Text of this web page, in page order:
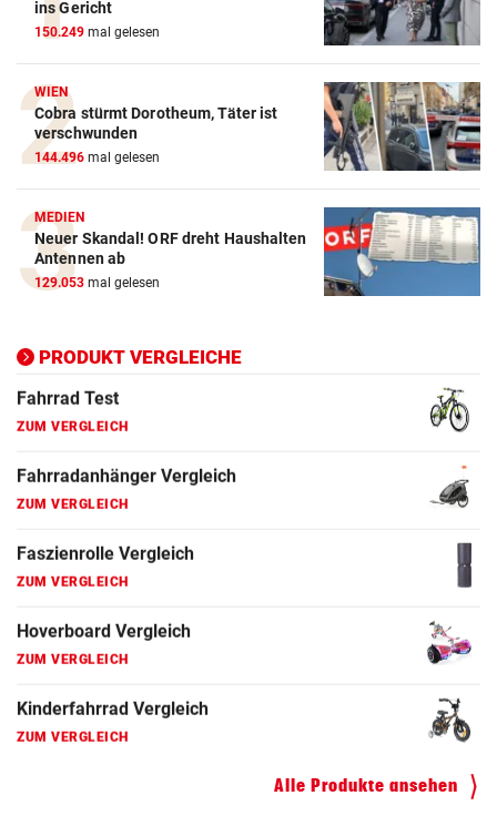
ins Gericht
150.249 mal gelesen
WIEN
Cobra stürmt Dorotheum, Täter ist
verschwunden
144.496 mal gelesen
MEDIEN
Neuer Skandal! ORF dreht Haushalten
Antennen ab
129.053 mal gelesen
PRODUKT VERGLEICHE
Action-Cam Vergleich
ZUM VERGLEICH
Crosstrainer Vergleich
ZUM VERGLEICH
E-Bike Vergleich
ZUM VERGLEICH
Elektro-Scooter Vergleich
ZUM VERGLEICH
ZUM VERGLEICH
Fahrrad Test
ZUM VERGLEICH
Fahrradanhänger Vergleich
ZUM VERGLEICH
Faszienrolle Vergleich
ZUM VERGLEICH
Hoverboard Vergleich
ZUM VERGLEICH
Kinderfahrrad Vergleich
ZUM VERGLEICH
Alle Produkte ansehen